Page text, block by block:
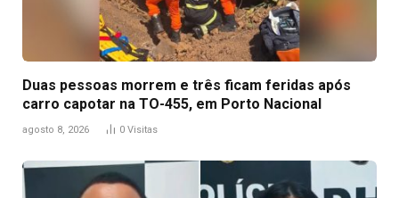
Duas pessoas morrem e três ficam feridas após
carro capotar na TO-455, em Porto Nacional
agosto 8, 2026 0 Visitas